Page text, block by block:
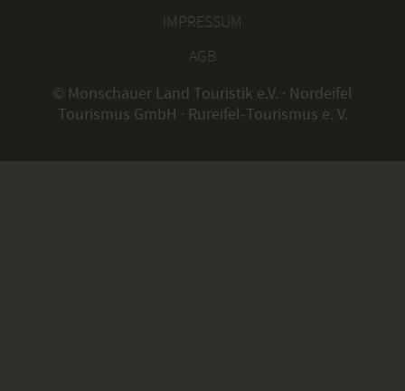
IMPRESSUM
AGB
© Monschauer Land Touristik e.V. · Nordeifel
Tourismus GmbH · Rureifel-Tourismus e. V.